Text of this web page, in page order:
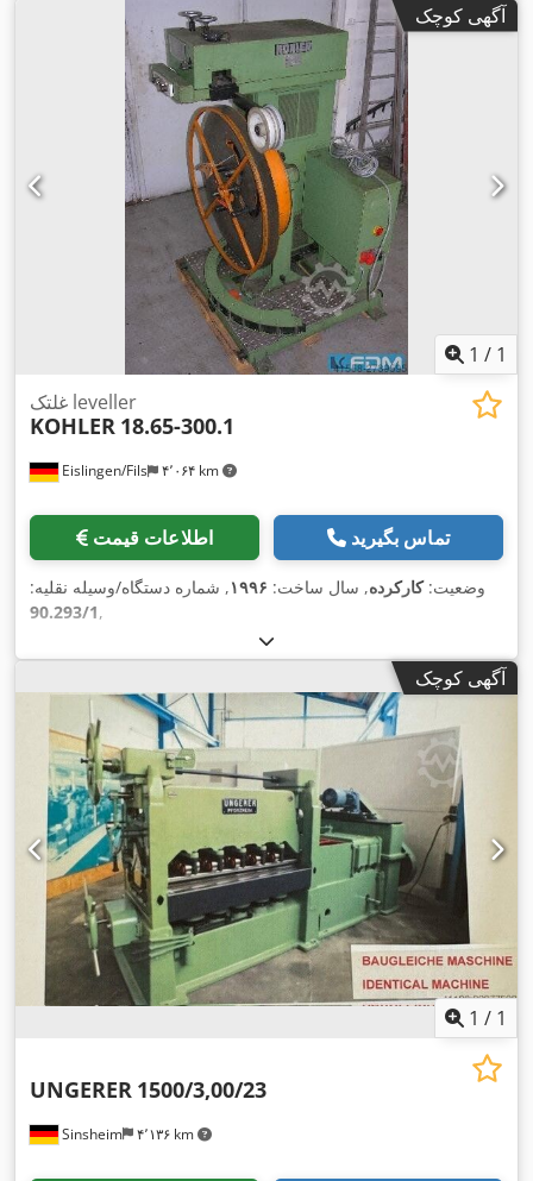
آگهی کوچک
1 / 1
Eislingen/Fils ۴٬۰۶۴ km
غلتک leveller
KOHLER 18.65-300.1
اطلاعات قیمت تماس بگیرید
وضعیت:کارکرده, سال ساخت: ۱۹۹۶, شماره دستگاه/وسیله نقلیه:
90.293/1,
آگهی کوچک
1 / 1
Sinsheim ۴٬۱۳۶ km
UNGERER 1500/3,00/23